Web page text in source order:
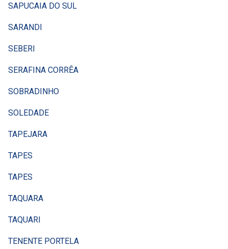
SAPUCAIA DO SUL
SARANDI
SEBERI
SERAFINA CORRÊA
SOBRADINHO
SOLEDADE
TAPEJARA
TAPES
TAPES
TAQUARA
TAQUARI
TENENTE PORTELA